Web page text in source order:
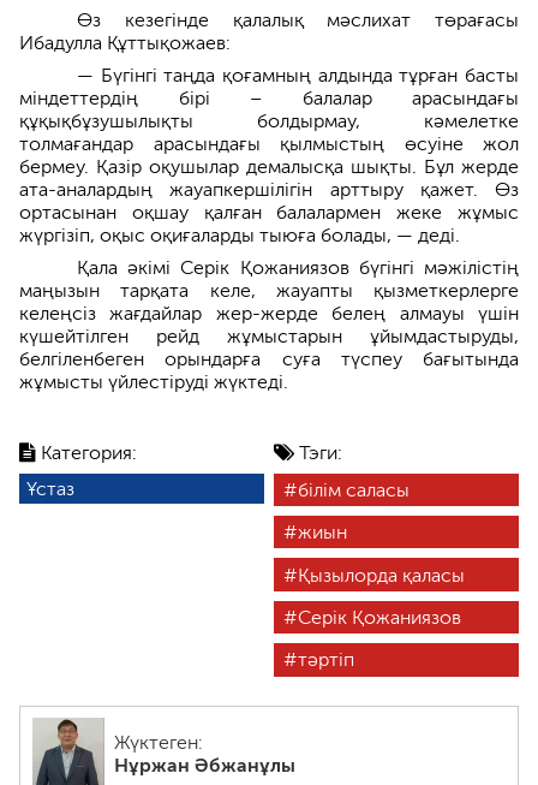
Категория:
Ұстаз
Тэги:
білім саласы
жиын
Қызылорда қаласы
Серік Қожаниязов
тәртіп
Жүктеген:
Нұржан Әбжанұлы
Өз кезегінде қалалық мәслихат төрағасы
Ибадулла Құттықожаев:
— Бүгінгі таңда қоғамның алдында тұрған басты
міндеттердің бірі – балалар арасындағы
құқықбұзушылықты болдырмау, кәмелетке
толмағандар арасындағы қылмыстың өсуіне жол
бермеу. Қазір оқушылар демалысқа шықты. Бұл жерде
ата-аналардың жауапкершілігін арттыру қажет. Өз
ортасынан оқшау қалған балалармен жеке жұмыс
жүргізіп, оқыс оқиғаларды тыюға болады, — деді.
Қала әкімі Серік Қожаниязов бүгінгі мәжілістің
маңызын тарқата келе, жауапты қызметкерлерге
келеңсіз жағдайлар жер-жерде белең алмауы үшін
күшейтілген рейд жұмыстарын ұйымдастыруды,
белгіленбеген орындарға суға түспеу бағытында
жұмысты үйлестіруді жүктеді.